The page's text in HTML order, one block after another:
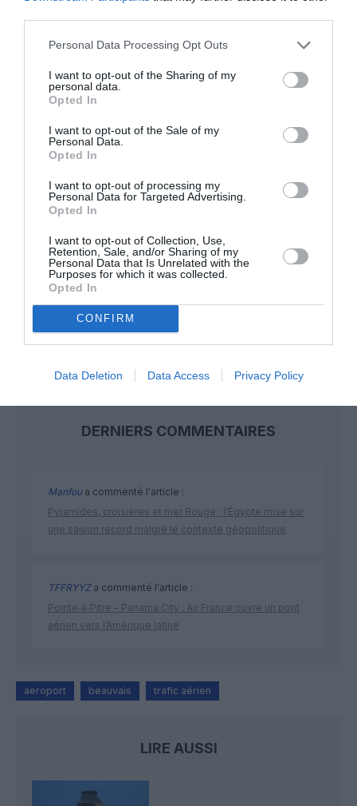
Personal Data Processing Opt Outs
I want to opt-out of the Sharing of my
personal data.
Opted In
I want to opt-out of the Sale of my
Personal Data.
Opted In
I want to opt-out of processing my
Personal Data for Targeted Advertising.
Opted In
I want to opt-out of Collection, Use,
Retention, Sale, and/or Sharing of my
Personal Data that Is Unrelated with the
Purposes for which it was collected.
Opted In
CONFIRM
Data Deletion Data Access Privacy Policy
LAISSER UN COMMENTAIRE
Appel aux lecteurs !
développement !
DERNIERS COMMENTAIRES
Manfoua commenté l'article :
Pyramides, croisières et mer Rouge : l’Égypte mise sur
une saison record malgré le contexte géopolitique
TFFRYYZa commenté l'article :
Pointe‑à‑Pitre – Panama City : Air France ouvre un pont
aérien vers l’Amérique latine
aeroport beauvais trafic aérien
LIRE AUSSI